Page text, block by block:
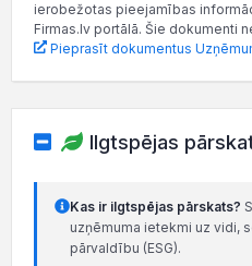
ierobežotas pieejamības
Firmas.lv portālā. Šie dokumenti
Pieprasīt dokumentus
Ilgtspējas
Kas ir ilgtspējas pārskats?
uzņēmuma ietekmi uz vidi,
pārvaldību (ESG).